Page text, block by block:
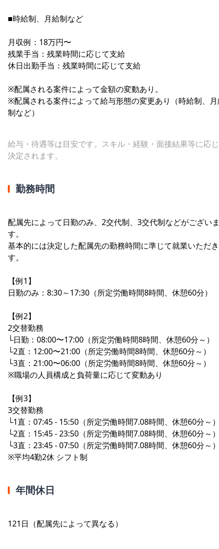
■時給制、月給制など
月収例：18万円〜
残業手当：残業時間に応じて支給
休日出勤手当：残業時間に応じて支給
※配属される案件によって金額の変動あり。
※配属される案件によって給与形態の変更あり（時給制、
制など）
給与・待遇等は目安です。スキル・経験・面接結果等に応
決定されます。
勤務時間
配属先によって日勤のみ、2交代制、3交代制などがござい
す。
基本的には決定した配属先の勤務時間に準じて就業いただ
す。
【例1】
日勤のみ：8:30～17:30（所定労働時間8時間、休憩60分）
【例2】
2交替勤務
└日勤：08:00〜17:00（所定労働時間8時間、休憩60分～）
└2直：12:00〜21:00（所定労働時間8時間、休憩60分～）
└3直：21:00〜06:00（所定労働時間8時間、休憩60分～）
※職場の人員構成と負荷量に応じて変動あり
【例3】
3交替勤務
└1直：07:45 - 15:50（所定労働時間7.08時間、休憩60分～
└2直：15:45 - 23:50（所定労働時間7.08時間、休憩60分～
└3直：23:45 - 07:50（所定労働時間7.08時間、休憩60分～
※平均4勤2休 シフト制
年間休日
121日（配属先によって異なる）